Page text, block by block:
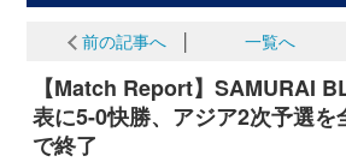
前の記事へ 一覧へ
【Match Report】SAMURAI
表に5-0快勝、アジア2次予選を
で終了